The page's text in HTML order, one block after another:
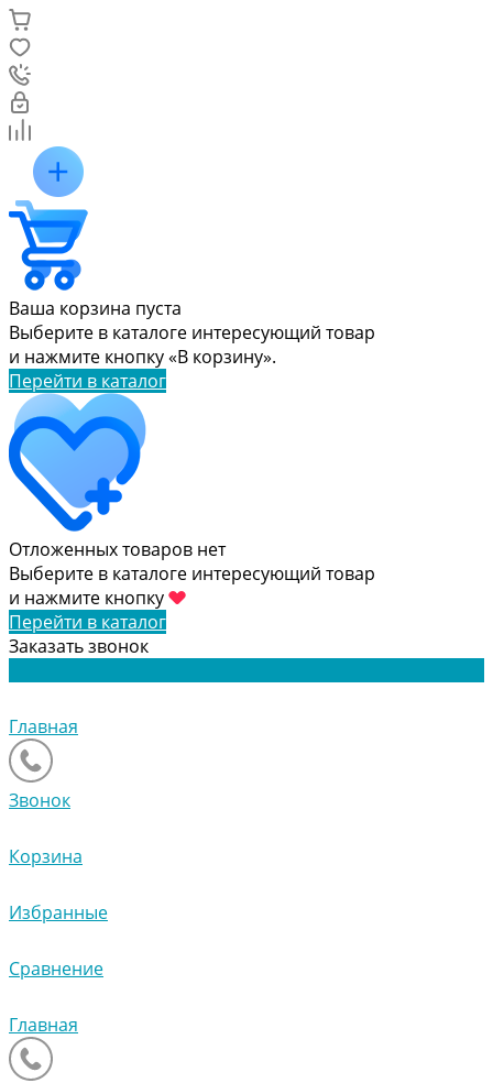
Ваша корзина пуста
Выберите в каталоге интересующий товар
и нажмите кнопку «В корзину».
Перейти в каталог
Отложенных товаров нет
Выберите в каталоге интересующий товар
и нажмите кнопку
Перейти в каталог
Заказать звонок
Главная
Звонок
Корзина
Избранные
Сравнение
Главная